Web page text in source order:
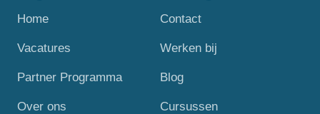
Home
Vacatures
Partner Programma
Over ons
Contact
Werken bij
Blog
Cursussen